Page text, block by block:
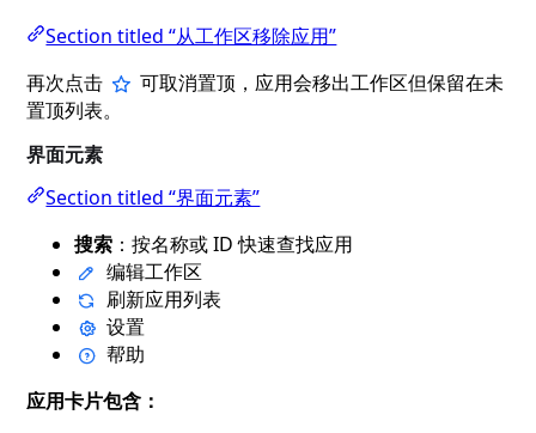
Section titled “从工作区移除应用”
再次点击
可取消置顶，应用会移出工作区但保留在未
置顶列表。
界面元素
Section titled “界面元素”
搜索 ：按名称或 ID 快速查找应用
编辑工作区
刷新应用列表
设置
帮助
应用卡片包含：